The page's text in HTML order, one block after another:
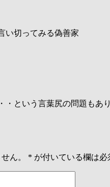
い切ってみる偽善家
・という言葉尻の問題も
ん。 * が付いている欄は必